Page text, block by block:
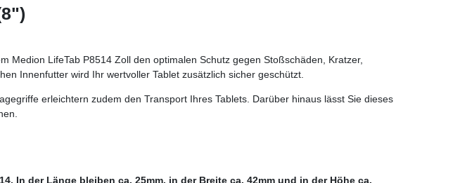
Medion LifeTab P8514 Zoll den optimalen Schutz gegen Stoßschäden, Kratzer,
Innenfutter wird Ihr wertvoller Tablet zusätzlich sicher geschützt.
erleichtern zudem den Transport Ihres Tablets. Darüber hinaus lässt Sie dieses
In der Länge bleiben ca. 25mm, in der Breite ca. 42mm und in der Höhe ca.